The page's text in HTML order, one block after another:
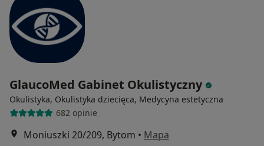
GlaucoMed Gabinet Okulistyczny
Okulistyka, Okulistyka dziecięca, Medycyna estetyczna
682 opinie
Moniuszki 20/209, Bytom • Mapa